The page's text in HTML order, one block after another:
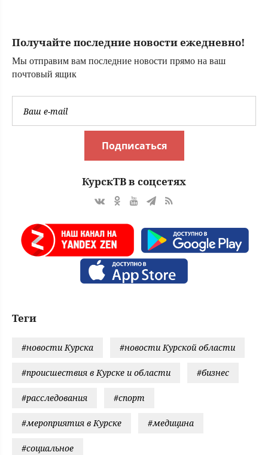
городов Тверской
Afanasy.biz –
Тверские новости.
Новости Твери.
Тверь ново
Получайте последние новости ежедневно!
Мы отправим вам последние новости прямо на ваш
почтовый ящик
Подписаться
КурскТВ в соцсетях
Теги
#новости Курска #новости Курской области
#происшествия в Курске и области #бизнес
#расследования #спорт
#мероприятия в Курске #медицина
#социальное